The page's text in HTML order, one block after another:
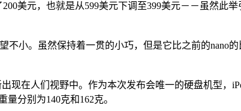
美元，也就是从599美元下调至399美元－－虽然此
不小。虽然保持着一贯的小巧，但是它比之前的nano
出现在人们视野中。作为本次发布会唯一的硬盘机型，
量分别为140克和162克。